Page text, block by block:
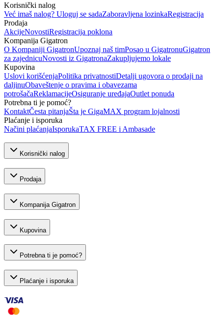
Korisnički nalog
Već imaš nalog? Uloguj se sadaZaboravljena lozinkaRegistracija
Prodaja
AkcijeNovostiRegistracija poklona
Kompanija Gigatron
O Kompaniji GigatronUpoznaj naš timPosao u GigatronuGigatron
za zajednicuNovosti iz GigatronaZakupljujemo lokale
Kupovina
Uslovi korišćenjaPolitika privatnostiDetalji ugovora o prodaji na
daljinuObaveštenje o pravima i obavezama
potrošačaReklamacijeOsiguranje uređajaOutlet ponuda
Potrebna ti je pomoć?
KontaktČesta pitanjaŠta je GigaMAX program lojalnosti
Plaćanje i isporuka
Načini plaćanjaIsporukaTAX FREE i Ambasade
Korisnički nalog
Prodaja
Kompanija Gigatron
Kupovina
Potrebna ti je pomoć?
Plaćanje i isporuka